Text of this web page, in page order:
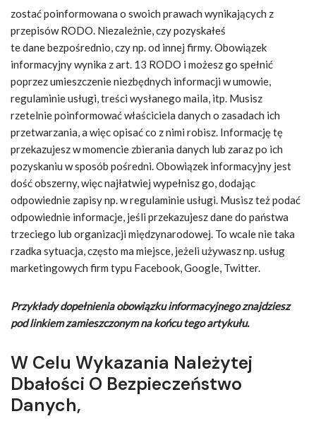
zostać poinformowana o swoich prawach wynikających z
przepisów RODO. Niezależnie, czy pozyskałeś
te dane bezpośrednio, czy np. od innej firmy. Obowiązek
informacyjny wynika z art. 13 RODO i możesz go spełnić
poprzez umieszczenie niezbędnych informacji w umowie,
regulaminie usługi, treści wysłanego maila, itp. Musisz
rzetelnie poinformować właściciela danych o zasadach ich
przetwarzania, a więc opisać co z nimi robisz. Informację tę
przekazujesz w momencie zbierania danych lub zaraz po ich
pozyskaniu w sposób pośredni. Obowiązek informacyjny jest
dość obszerny, więc najłatwiej wypełnisz go, dodając
odpowiednie zapisy np. w regulaminie usługi. Musisz też podać
odpowiednie informacje, jeśli przekazujesz dane do państwa
trzeciego lub organizacji międzynarodowej. To wcale nie taka
rzadka sytuacja, często ma miejsce, jeżeli używasz np. usług
marketingowych firm typu Facebook, Google, Twitter.
Przykłady dopełnienia obowiązku informacyjnego znajdziesz
pod linkiem zamieszczonym na końcu tego artykułu.
W Celu Wykazania Należytej
Dbałości O Bezpieczeństwo
Danych,